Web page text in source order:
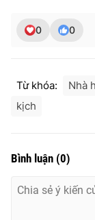
0 0
Từ khóa: Nhà
kịch
Bình luận (0)